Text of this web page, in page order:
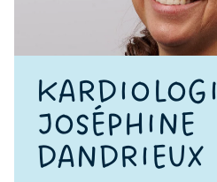
JOSÉPHINE
DANDRIEUX